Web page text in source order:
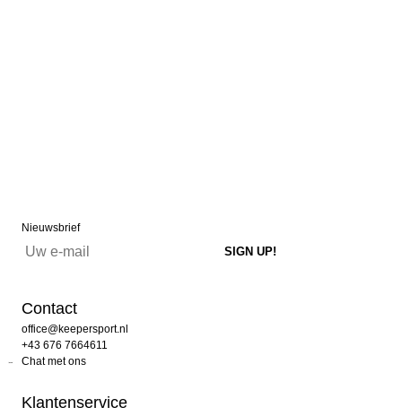
Nieuwsbrief
Contact
office@keepersport.nl
+43 676 7664611
Chat met ons
Klantenservice